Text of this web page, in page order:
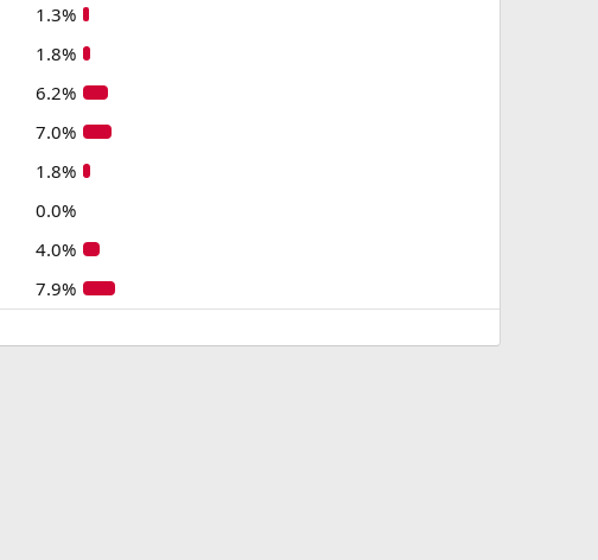
1.3%
1.8%
6.2%
7.0%
1.8%
0.0%
4.0%
7.9%